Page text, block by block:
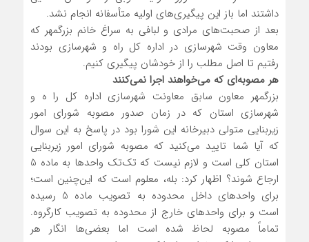
داشتند اما باز این پیگیری‌های اولیه متأسفانه انجام نشد.
بعد از صحبت‌های مرادی و لبافی به سراغ خانم بزرگمهر که
معاون وقت شهرسازی در اداره کل راه و شهرسازی بودند
رفتیم تا اصل مطلب را از خودشان پیگیری کنیم.
هر مصوبه‌ای که می‌خواهند اجرا نمی‌کنند
بزرگمهر معاون سابق معاونت شهرسازی اداره کل را ه و
شهرسازی استان که در زمان صدور مصوبه شورای امور
زیربنایی متولی دبیرخانه این شورا بود در پاسخ به این سوال
که آیا شما تایید می‌کنید که مصوبه شورای امور زیربنایی
استان کلی است و لازم نیست که تک‌تک واحدها به ماده 5
ارجاع شوند؟ اظهار کرد: بله، معلوم است که این‌چنین است؛
برای واحدهای داخل محدوده به تصویب ماده 5 رسیده
است و برای واحدهای خارج از محدوده به تصویب کارگروه.
تماماً مصوبه لحاظ شده است اما بعضی‌ها انگار هر